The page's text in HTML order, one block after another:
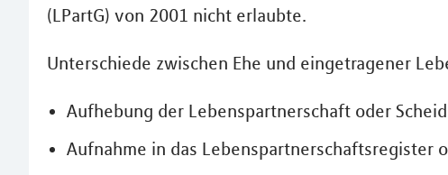
(LPartG) von 2001 nicht erlaubte.
Unterschiede zwischen Ehe und eingetragener
Aufhebung der Lebenspartnerschaft oder
Aufnahme in das Lebenspartnerschaftsregister